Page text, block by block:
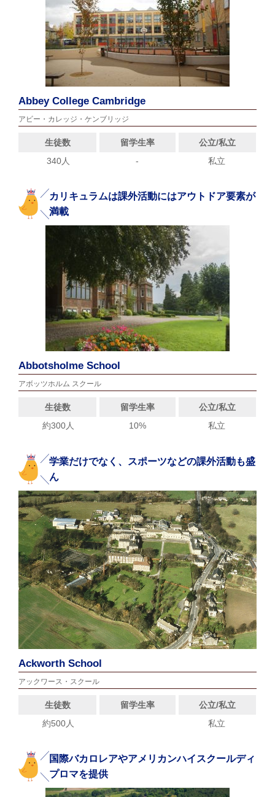
Abbey College Cambridge
アビー・カレッジ・ケンブリッジ
生徒数 留学生率
公立/私立
340人
- 私立
カリキュラムは課外活動にはアウトドア要素が
満載
Abbotsholme School
アボッツホルム スクール
生徒数 留学生率
公立/私立
約300人
10% 私立
学業だけでなく、スポーツなどの課外活動も盛
ん
Ackworth School
アックワース・スクール
生徒数 留学生率
公立/私立
約500人
私立
国際バカロレアやアメリカンハイスクールディ
プロマを提供